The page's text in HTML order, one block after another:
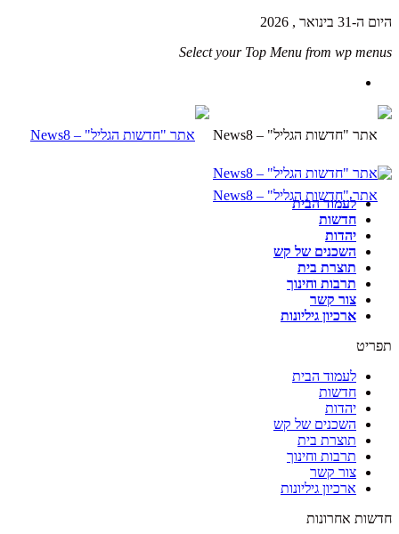
היום ה-31 בינואר , 2026
Select your Top Menu from wp menus
לעמוד הבית
חדשות
יהדות
השכנים של קש
תוצרת בית
תרבות וחינוך
צור קשר
ארכיון גיליונות
תפריט
לעמוד הבית
חדשות
יהדות
השכנים של קש
תוצרת בית
תרבות וחינוך
צור קשר
ארכיון גיליונות
חדשות אחרונות